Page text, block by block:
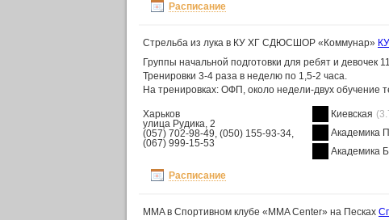
Расписание
Стрельба из лука в КУ ХГ СДЮСШОР «Коммунар»
Группы начальной подготовки для ребят и девочек
Тренировки 3-4 раза в неделю по 1,5-2 часа.
На тренировках: ОФП, около недели-двух обучение
Харьков
улица Рудика, 2
(057) 702-98-49, (050) 155-93-34,
(067) 999-15-53
Киевская
Академика
Академика
Расписание
MMA в Спортивном клубе «MMA Center» на Песках